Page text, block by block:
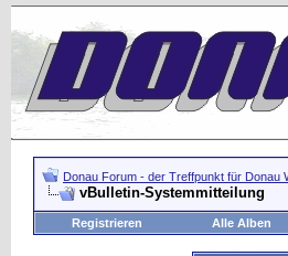
Donau Forum - der Treffpunkt für Donau
vBulletin-Systemmitteilung
Registrieren Alle Alben